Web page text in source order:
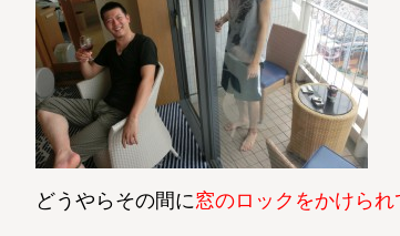
どうやらその間に窓のロックをかけられ